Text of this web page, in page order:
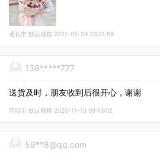
通化市 默认规格 2021-05-09 20:21:59
138*****777
送货及时，朋友收到后很开心，谢谢
昆明市 默认规格 2020-11-13 09:13:02
59**8@qq.com